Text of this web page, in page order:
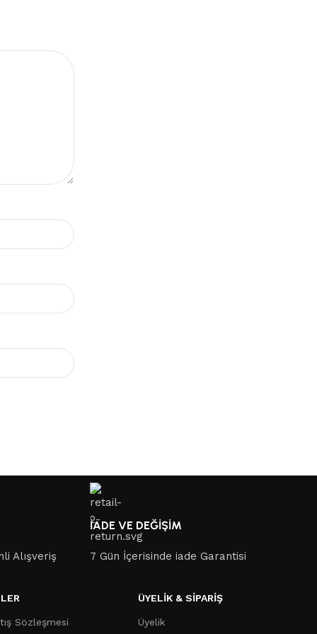
Alışveriş
İADE VE DEĞİŞİM
7 Gün İçerisinde iade Garantisi
Sözleşmesi
ÜYELİK & SİPARİŞ
Üyelik